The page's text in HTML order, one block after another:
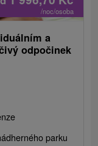
/noc/osoba
a
odpočinek
parku